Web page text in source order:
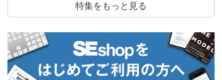
特集をもっと見る